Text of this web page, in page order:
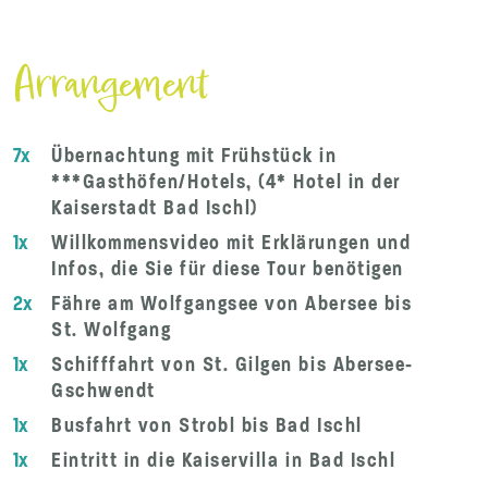
Arrangement
7x
Übernachtung mit Frühstück in
***Gasthöfen/Hotels, (4* Hotel in der
Kaiserstadt Bad Ischl)
1x
Willkommensvideo mit Erklärungen und
Infos, die Sie für diese Tour benötigen
2x
Fähre am Wolfgangsee von Abersee bis
St. Wolfgang
1x
Schifffahrt von St. Gilgen bis Abersee-
Gschwendt
1x
Busfahrt von Strobl bis Bad Ischl
1x
Eintritt in die Kaiservilla in Bad Ischl